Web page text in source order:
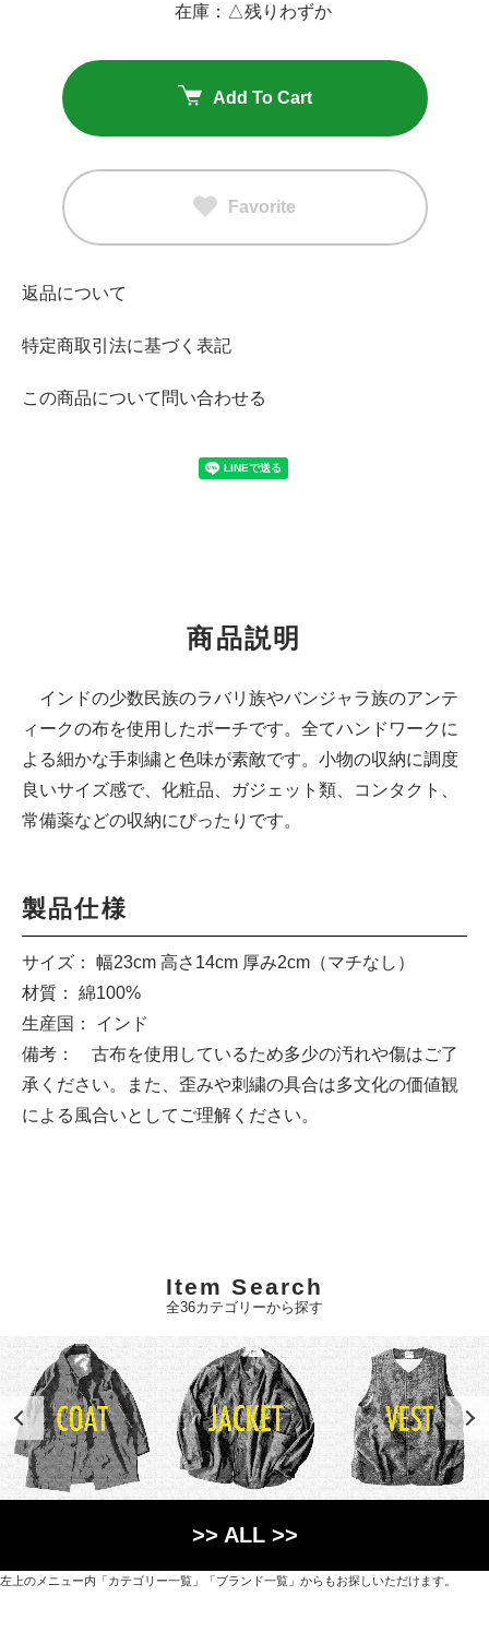
在庫：△残りわずか
Add To Cart
Favorite
返品について
特定商取引法に基づく表記
この商品について問い合わせる
商品説明
インドの少数民族のラバリ族やバンジャラ族のアンテ
ィークの布を使用したポーチです。全てハンドワークに
よる細かな手刺繍と色味が素敵です。小物の収納に調度
良いサイズ感で、化粧品、ガジェット類、コンタクト、
常備薬などの収納にぴったりです。
製品仕様
サイズ： 幅23cm 高さ14cm 厚み2cm（マチなし）
材質： 綿100%
生産国： インド
備考： 古布を使用しているため多少の汚れや傷はご了
承ください。また、歪みや刺繍の具合は多文化の価値観
による風合いとしてご理解ください。
Item Search
全36カテゴリーから探す
>> ALL >>
左上のメニュー内「カテゴリー一覧」「ブランド一覧」からもお探しいただけます。